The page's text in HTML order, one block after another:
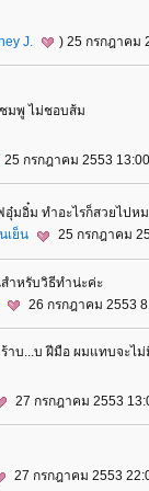
J. ) 25 กรกฎาคม
มพู ไม่ชอบส้ม
25 กรกฎาคม 2553
อุ๋มอิ๋ม ทำอะไรก็สวยไปห
เย็น 25 กรกฎาคม
ำหรับวิธีทำน่ะค่ะ
26 กรกฎาคม 2553
าบ...บ ฝีมือ ผมแทบจะไ
27 กรกฎาคม 2553
27 กรกฎาคม 2553